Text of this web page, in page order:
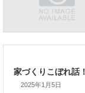
では、では。
「家づくりを通じ
2025年1月5日